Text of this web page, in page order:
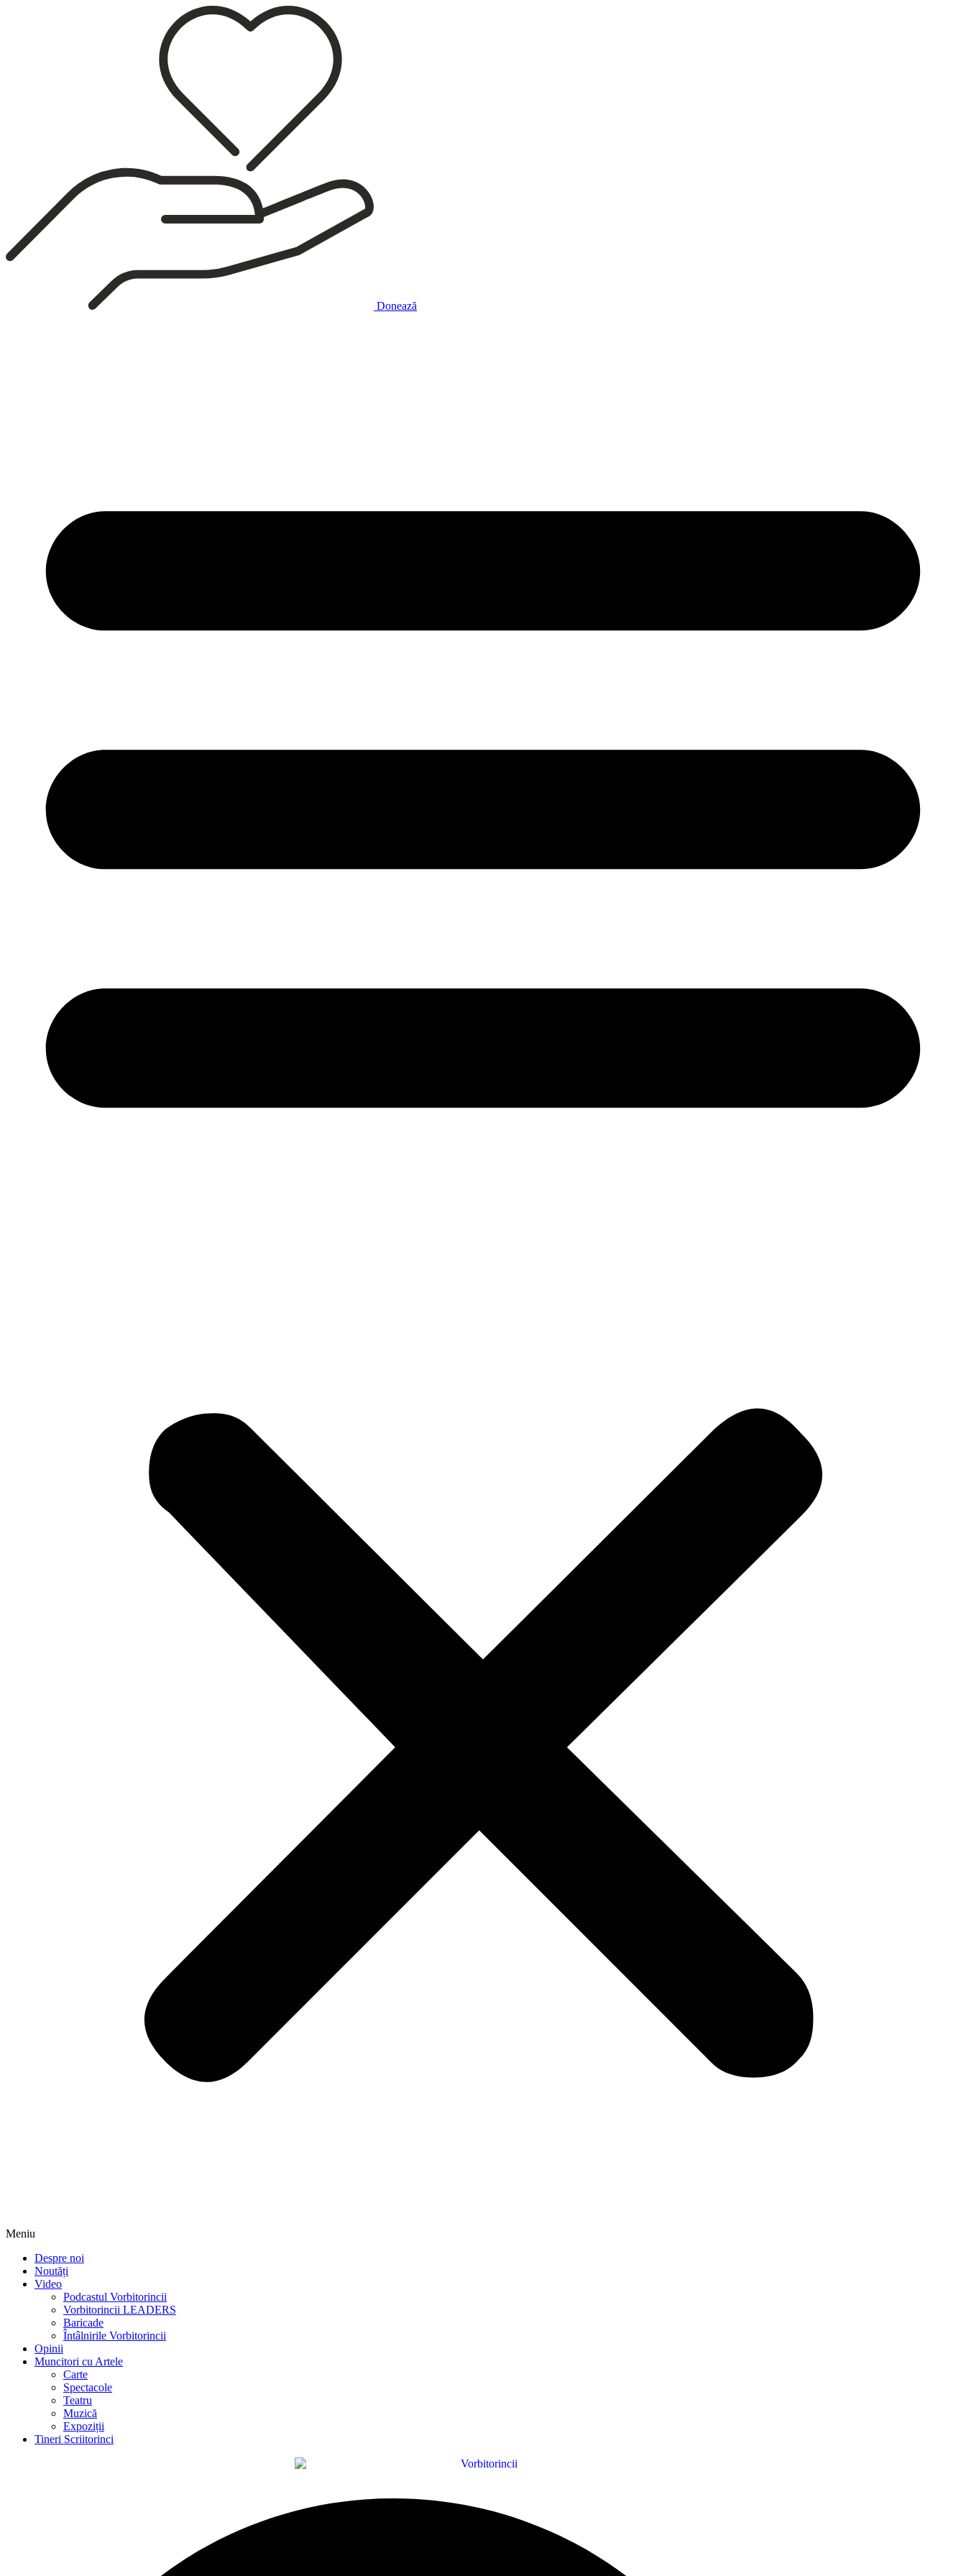
Donează
Meniu
Despre noi
Noutăți
Video
Podcastul Vorbitorincii
Vorbitorincii LEADERS
Baricade
Întâlnirile Vorbitorincii
Opinii
Muncitori cu Artele
Carte
Spectacole
Teatru
Muzică
Expoziții
Tineri Scriitorinci